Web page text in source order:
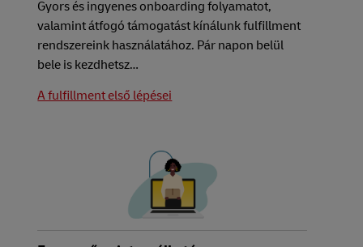
Gyors és ingyenes onboarding folyamatot,
valamint átfogó támogatást kínálunk fulfillment
rendszereink használatához. Pár napon belül
bele is kezdhetsz…
A fulfillment első lépései